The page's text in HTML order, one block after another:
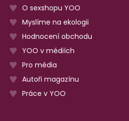
O sexshopu YOO
Myslíme na ekologii
Hodnocení obchodu
YOO v médiích
Pro média
Autoři magazínu
Práce v YOO